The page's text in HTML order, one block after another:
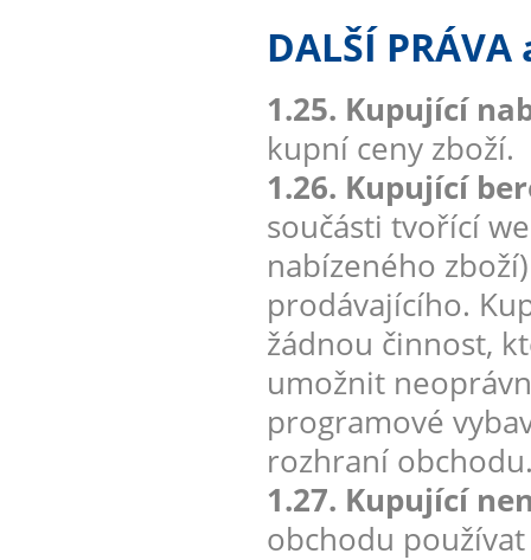
DALŠÍ
1.25. Kupující
kupní ceny zboží.
1.26. Kupující
součásti tvořící
nabízeného
prodávajícího.
žádnou činnost,
umožnit
programové
rozhraní
1.27. Kupující
obchodu